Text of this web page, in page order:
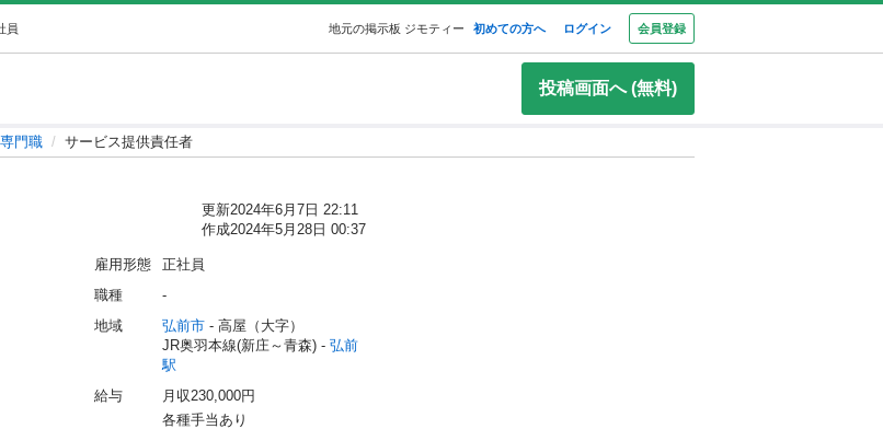
員 地元の掲示板 ジモティー 初めての方へ ログイン 会員登録
投稿画面へ (無料)
門職 サービス提供責任者
更新2024年6月7日 22:11
作成2024年5月28日 00:37
雇用形態
正社員
職種
-
地域
弘前市 - 高屋（大字）
JR奥羽本線(新庄～青森) - 弘前
駅
給与
月収230,000円
各種手当あり